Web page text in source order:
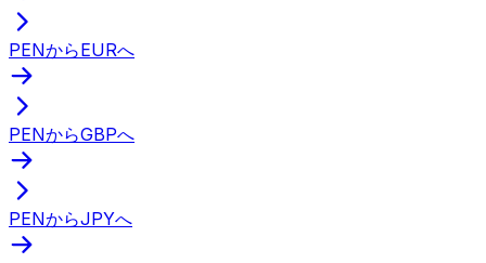
PENからEURへ
PENからGBPへ
PENからJPYへ